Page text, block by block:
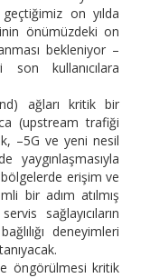
on yılda
önümüzdeki on
bekleniyor –
kullanıcılara
ağları kritik bir
(upstream trafiği
–5G ve yeni nesil
yaygınlaşmasıyla
erişim ve
bir adım atılmış
sağlayıcıların
deneyimleri
öngörülmesi kritik